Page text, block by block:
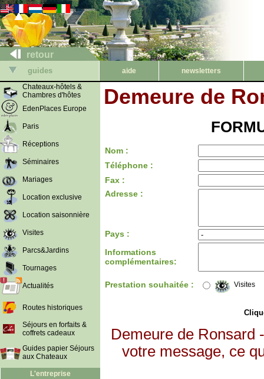
retour
guides aide
newsletters
Chateaux-hôtels &
Chambres d'hôtes
EdenPlaces Europe
Paris
Réceptions
Séminaires
Mariages
Location exclusive
Location saisonnière
Visites
Parcs&Jardins
Tournages
Actualités
Routes historiques
Séjours en forfaits &
coffrets cadeaux
Guides papier Séjours
aux Chateaux
L'entreprise
Demeure de
Nom :
Téléphone :
Fax :
Adresse :
Pays :
Informations
complémentaires:
Prestation souhaitée : Visites
Demeure de Ronsard
votre message, ce